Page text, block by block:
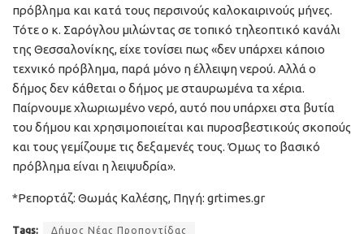
πρόβλημα και κατά τους περσινούς καλοκαιρινούς μήνες.
Τότε ο κ. Σαρόγλου μιλώντας σε τοπικό τηλεοπτικό κανάλι
της Θεσσαλονίκης, είχε τονίσει πως «δεν υπάρχει κάποιο
τεχνικό πρόβλημα, παρά μόνο η έλλειψη νερού. Αλλά ο
δήμος δεν κάθεται ο δήμος με σταυρωμένα τα χέρια.
Παίρνουμε χλωριωμένο νερό, αυτό που υπάρχει στα βυτία
του δήμου και χρησιμοποιείται και πυροσβεστικούς σκοπούς
και τους γεμίζουμε τις δεξαμενές τους. Όμως το βασικό
πρόβλημα είναι η λειψυδρία».
*Ρεπορτάζ: Θωμάς Καλέσης, Πηγή: grtimes.gr
Tags: Δήμος Νέας Προποντίδας